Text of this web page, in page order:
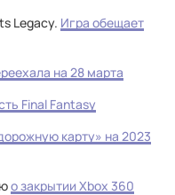
Legacy. Игра обещает
на 28 марта
Final Fantasy
карту» на 2023
о закрытии Xbox 360